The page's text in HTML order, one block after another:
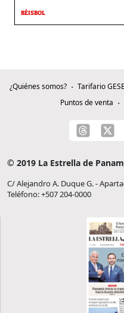
BÉISBOL
¿Quiénes somos? Tarifario GESE
Puntos de venta
© 2019 La Estrella de
C/ Alejandro A. Duque G. -
Teléfono: +507 204-0000